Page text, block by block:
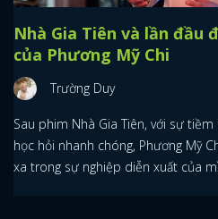
Nhà Gia Tiên và lần đầu
của Phương Mỹ Chi
Trường Duy
Sau phim Nhà Gia Tiên, với sự
học hỏi nhanh chóng, Phương Mỹ
xa trong sự nghiệp diễn xuất của